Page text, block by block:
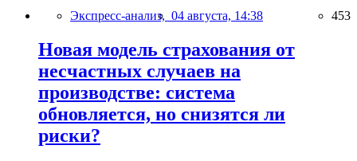
Экспресс-анализ, 04 августа, 14:38 453
Новая модель страхования от
несчастных случаев на
производстве: система
обновляется, но снизятся ли
риски?